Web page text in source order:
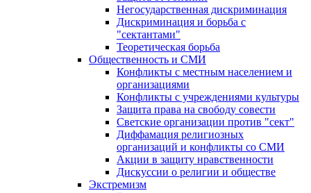
Негосударственная дискриминация
Дискриминация и борьба с
"сектантами"
Теоретическая борьба
Общественность и СМИ
Конфликты с местным населением и
организациями
Конфликты с учреждениями культуры
Защита права на свободу совести
Светские организации против "сект"
Диффамация религиозных
организаций и конфликты со СМИ
Акции в защиту нравственности
Дискуссии о религии и обществе
Экстремизм